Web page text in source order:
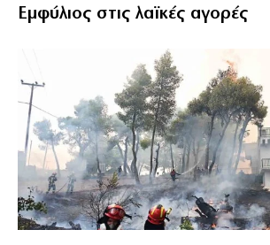
Εμφύλιος στις λαϊκές αγορές